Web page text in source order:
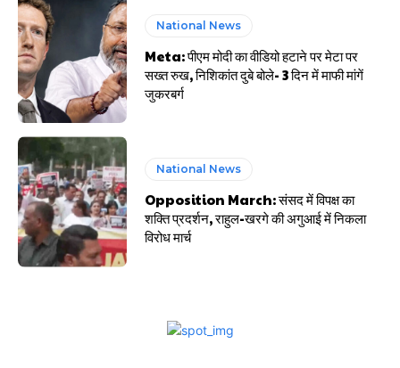
National News
Meta: पीएम मोदी का वीडियो हटाने पर मेटा पर
सख्त रुख, निशिकांत दुबे बोले- 3 दिन में माफी मांगें
जुकरबर्ग
National News
Opposition March: संसद में विपक्ष का
शक्ति प्रदर्शन, राहुल-खरगे की अगुआई में निकला
विरोध मार्च